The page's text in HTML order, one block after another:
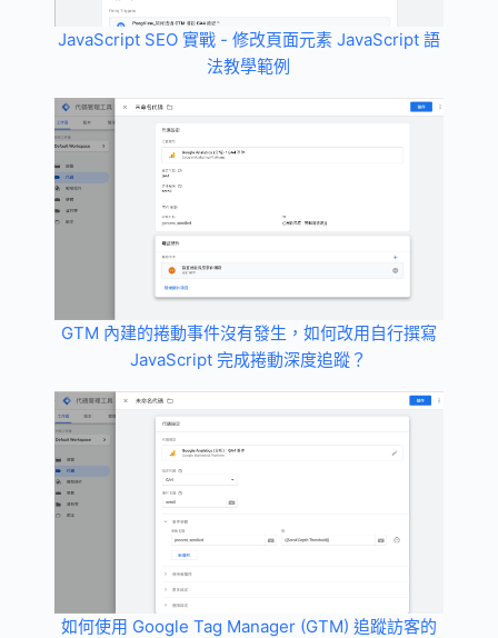
JavaScript SEO 實戰 - 修改頁面元素 JavaScript 語
法教學範例
GTM 內建的捲動事件沒有發生，如何改用自行撰寫
JavaScript 完成捲動深度追蹤？
如何使用 Google Tag Manager (GTM) 追蹤訪客的